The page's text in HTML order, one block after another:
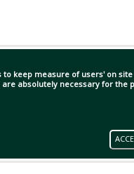
keep measure of users' on
absolutely necessary for